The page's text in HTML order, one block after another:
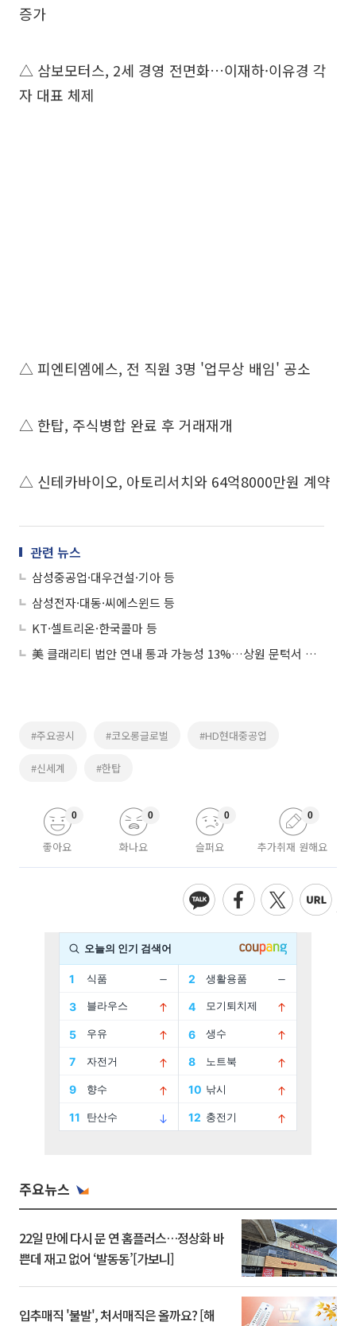
증가
△ 삼보모터스, 2세 경영 전면화…이재하·이유경 각
자 대표 체제
△ 피엔티엠에스, 전 직원 3명 '업무상 배임' 공소
△ 한탑, 주식병합 완료 후 거래재개
△ 신테카바이오, 아토리서치와 64억8000만원 계약
관련 뉴스
삼성중공업·대우건설·기아 등
삼성전자·대동·씨에스윈드 등
KT·셀트리온·한국콜마 등
美 클래리티 법안 연내 통과 가능성 13%…상원 문턱서 제동
#주요공시 #코오롱글로벌 #HD현대중공업
#신세계 #한탑
좋아요
0
화나요
0
슬퍼요
0
추가취재 원해요
0
주요뉴스
22일 만에 다시 문 연 홈플러스…정상화 바
쁜데 재고 없어 ‘발동동’[가보니]
입추매직 '불발', 처서매직은 올까요? [해